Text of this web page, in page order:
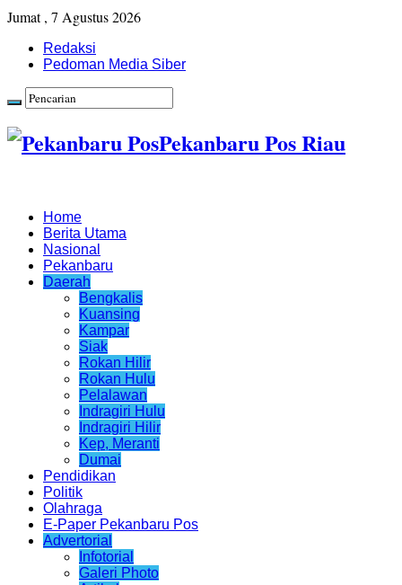
Jumat , 7 Agustus 2026
Redaksi
Pedoman Media Siber
Pekanbaru Pos Riau
Home
Berita Utama
Nasional
Pekanbaru
Daerah
Bengkalis
Kuansing
Kampar
Siak
Rokan Hilir
Rokan Hulu
Pelalawan
Indragiri Hulu
Indragiri Hilir
Kep, Meranti
Dumai
Pendidikan
Politik
Olahraga
E-Paper Pekanbaru Pos
Advertorial
Infotorial
Galeri Photo